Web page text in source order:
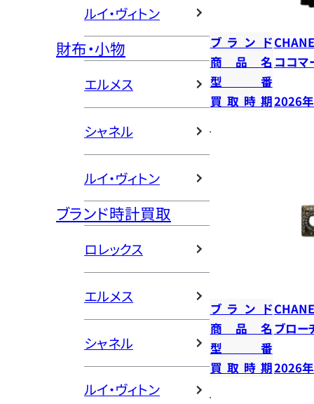
ルイ・ヴィトン
財布・小物
エルメス
シャネル
ルイ・ヴィトン
ブランド時計買取
ロレックス
エルメス
シャネル
ルイ・ヴィトン
ブランド
商品名 ココマ
型番
買取時期2026
ブランド
商品名 ブロー
型番
買取時期2026